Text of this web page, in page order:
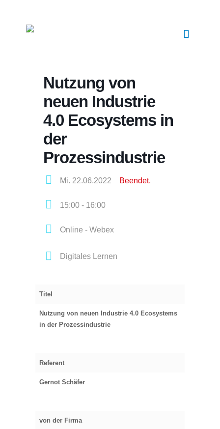
Nutzung von
neuen Industrie
4.0 Ecosystems in
der
Prozessindustrie
Mi. 22.06.2022 Beendet.
15:00 - 16:00
Online - Webex
Digitales Lernen
Titel
Nutzung von neuen Industrie 4.0 Ecosystems
in der Prozessindustrie
Referent
Gernot Schäfer
von der Firma